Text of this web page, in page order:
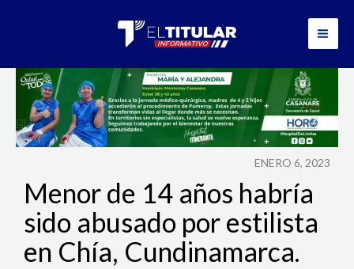
ENERO 6, 2023
Menor de 14 años habría
sido abusado por estilista
en Chía, Cundinamarca.